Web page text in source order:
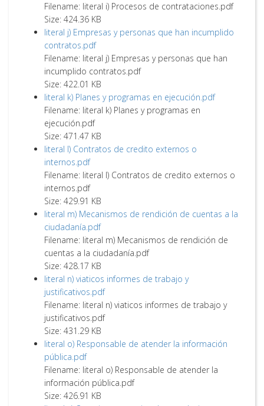
Filename: literal i) Procesos de contrataciones.pdf
Size: 424.36 KB
literal j) Empresas y personas que han incumplido
contratos.pdf
Filename: literal j) Empresas y personas que han
incumplido contratos.pdf
Size: 422.01 KB
literal k) Planes y programas en ejecución.pdf
Filename: literal k) Planes y programas en
ejecución.pdf
Size: 471.47 KB
literal l) Contratos de credito externos o
internos.pdf
Filename: literal l) Contratos de credito externos o
internos.pdf
Size: 429.91 KB
literal m) Mecanismos de rendición de cuentas a la
ciudadanía.pdf
Filename: literal m) Mecanismos de rendición de
cuentas a la ciudadanía.pdf
Size: 428.17 KB
literal n) viaticos informes de trabajo y
justificativos.pdf
Filename: literal n) viaticos informes de trabajo y
justificativos.pdf
Size: 431.29 KB
literal o) Responsable de atender la información
pública.pdf
Filename: literal o) Responsable de atender la
información pública.pdf
Size: 426.91 KB